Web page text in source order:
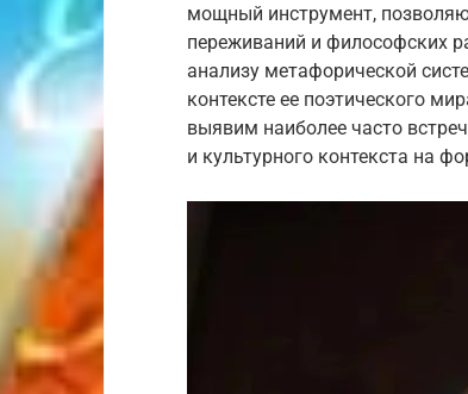
мощный инструмент,
переживаний и философских
анализу метафорической
контексте ее поэтического
выявим наиболее часто
и культурного контекста на